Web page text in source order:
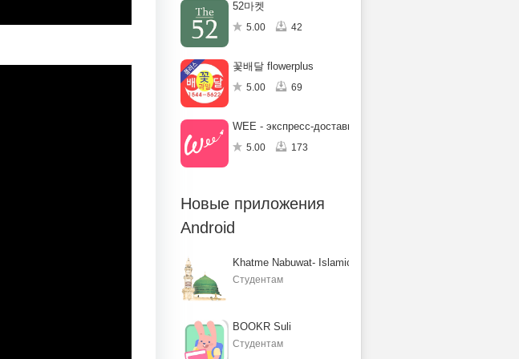
52마켓
5.00 42
꽃배달 flowerplus
5.00 69
WEE - экспресс-доставка в ОАЭ
5.00 173
Новые приложения
Android
Khatme Nabuwat- Islamic Books
Студентам
BOOKR Suli
Студентам